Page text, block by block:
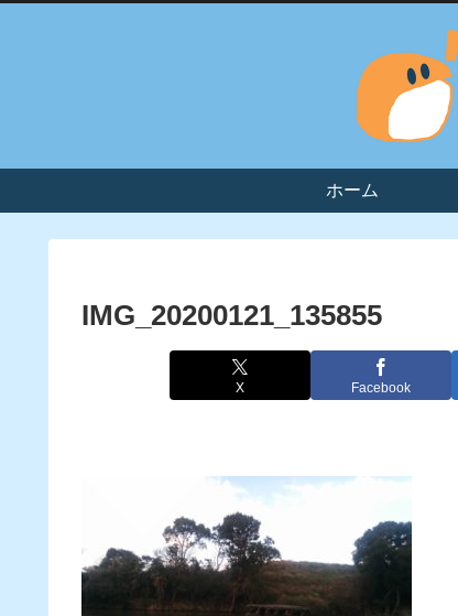
ホーム
IMG_20200121_135855
X Facebook